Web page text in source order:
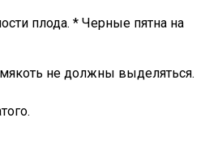
плода. * Черные пятна на
не должны выделяться.